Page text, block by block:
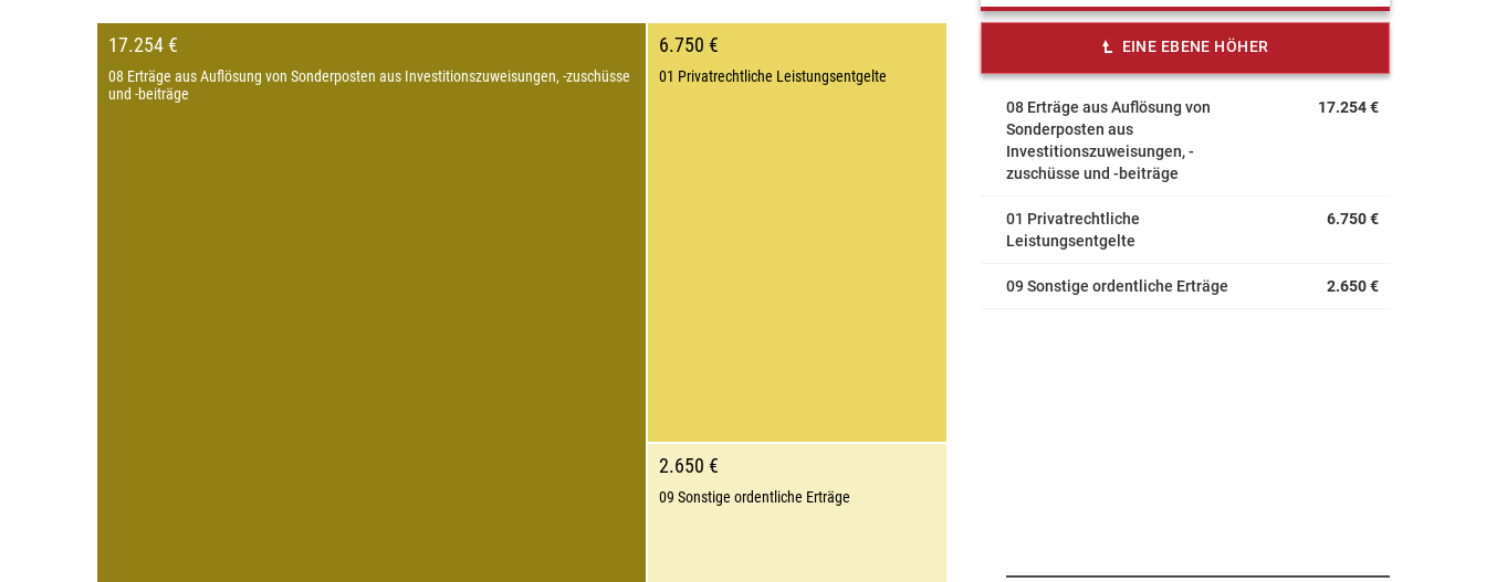
17.254 €
08 Erträge aus Auflösung von Sonderposten aus Investitionszuweisungen, -zuschüsse
und -beiträge
6.750 €
01 Privatrechtliche Leistungsentgelte
2.650 €
09 Sonstige ordentliche Erträge
EINE EBENE HÖHER
08 Erträge aus Auflösung von
Sonderposten aus
Investitionszuweisungen, -
zuschüsse und -beiträge
17.254 €
01 Privatrechtliche
Leistungsentgelte
6.750 €
09 Sonstige ordentliche Erträge 2.650 €